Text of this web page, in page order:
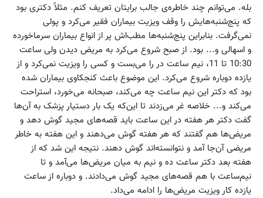
بله. می‌توانم چند خاطره‌ی جالب برایتان تعریف کنم. مثلاً دکتری بود
که پنج‌شنبه‌هایش را وقف ویزیت بیماران فقیر می‌کرد و پولی
نمی‌گرفت. بنابراین پنج‌شنبه‌ها مطب‌اش پر از انواع بیماران سرماخورده
و اسهالی و... بود. از صبح شروع می‌کرد به مریض دیدن ولی ساعت
10:30 تا 11، نیم ساعت در را می‌بست و کسی را ویزیت نمی‌کرد و از
یازده دوباره شروع می‌کرد. این موضوع باعث کنجکاوی بیماران شده
بود که دکتر این نیم ساعت چه می‌کند، صبحانه می‌خورد، استراحت
می‌کند و... خلاصه غر می‌زدند تا این‌که یک بار دستیار پزشک به آن‌ها
گفت دکتر هر هفته در این ساعت باید قصه‌های مجید گوش دهد و
مریض‌ها هم گفتند که هر هفته گوش می‌دهند و این هفته به خاطر
مریضی آن‌جا آمد و نتوانسته‌اند گوش دهند. نتیجه این شد که از
هفته بعد دکتر ساعت ده و نیم به میان مریض‌ها می‌آمد و تا
نیم‌ساعت با هم قصه‌های مجید گوش می‌دادند. و دوباره از ساعت
یازده کار ویزیت مریض‌ها را ادامه می‌داد.